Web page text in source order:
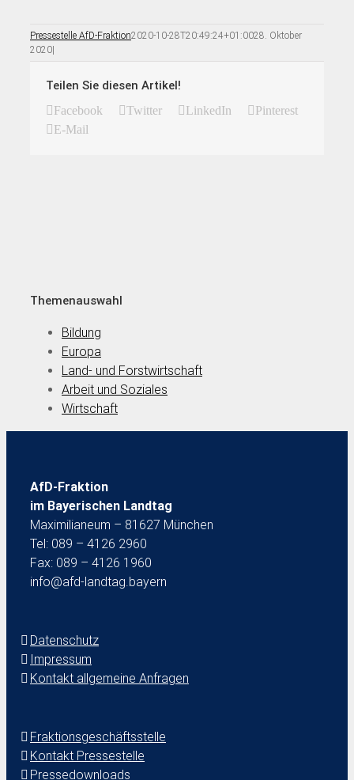
Pressestelle AfD-Fraktion2020-10-28T20:49:24+01:0028. Oktober
2020|
Teilen Sie diesen Artikel!
Facebook Twitter LinkedIn
Pinterest
E-Mail
Themenauswahl
Bildung
Europa
Land- und Forstwirtschaft
Arbeit und Soziales
Wirtschaft
AfD-Fraktion
im Bayerischen Landtag
Maximilianeum – 81627 München
Tel: 089 – 4126 2960
Fax: 089 – 4126 1960
info@afd-landtag.bayern
Datenschutz
Impressum
Kontakt allgemeine Anfragen
Fraktionsgeschäftsstelle
Kontakt Pressestelle
Pressedownloads